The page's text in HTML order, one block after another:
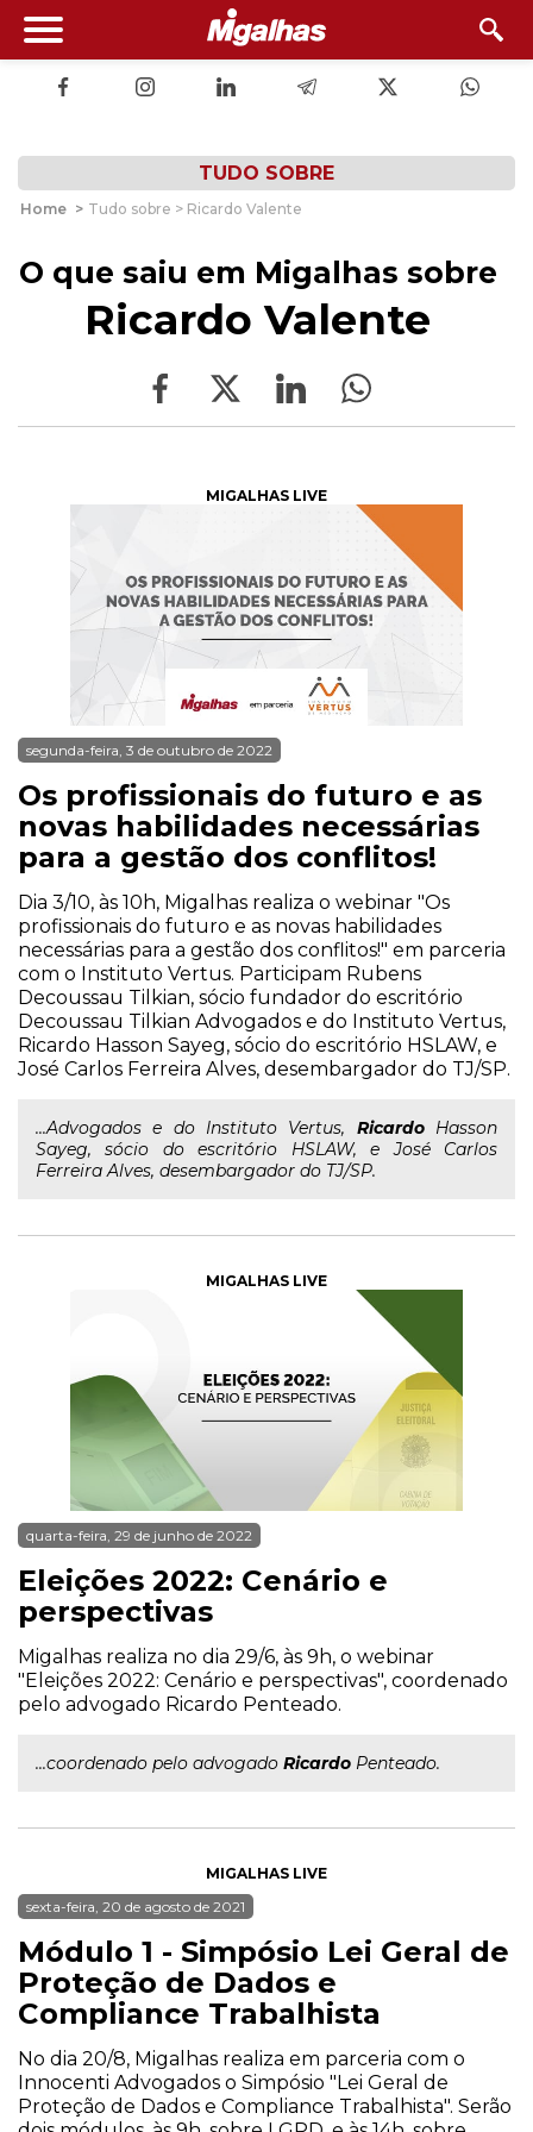
TUDO SOBRE
Home > Tudo sobre > Ricardo Valente
O que saiu em Migalhas sobre
Ricardo Valente
MIGALHAS LIVE
segunda-feira, 3 de outubro de 2022
Os profissionais do futuro e as
novas habilidades necessárias
para a gestão dos conflitos!
Dia 3/10, às 10h, Migalhas realiza o webinar "Os
profissionais do futuro e as novas habilidades
necessárias para a gestão dos conflitos!" em parceria
com o Instituto Vertus. Participam Rubens
Decoussau Tilkian, sócio fundador do escritório
Decoussau Tilkian Advogados e do Instituto Vertus,
Ricardo Hasson Sayeg, sócio do escritório HSLAW, e
José Carlos Ferreira Alves, desembargador do TJ/SP.
...Advogados e do Instituto Vertus, RicardoHasson
Sayeg, sócio do escritório HSLAW, e José Carlos
Ferreira Alves, desembargador do TJ/SP.
MIGALHAS LIVE
quarta-feira, 29 de junho de 2022
Eleições 2022: Cenário e
perspectivas
Migalhas realiza no dia 29/6, às 9h, o webinar
"Eleições 2022: Cenário e perspectivas", coordenado
pelo advogado Ricardo Penteado.
...coordenado pelo advogado Ricardo Penteado.
MIGALHAS LIVE
sexta-feira, 20 de agosto de 2021
Módulo 1 - Simpósio Lei Geral de
Proteção de Dados e
Compliance Trabalhista
No dia 20/8, Migalhas realiza em parceria com o
Innocenti Advogados o Simpósio "Lei Geral de
Proteção de Dados e Compliance Trabalhista". Serão